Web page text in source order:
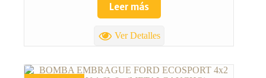
Leer más
Ver Detalles